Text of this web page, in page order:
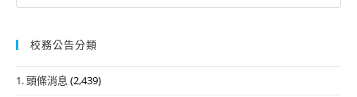
校務公告分類
1. 頭條消息 (2,439)